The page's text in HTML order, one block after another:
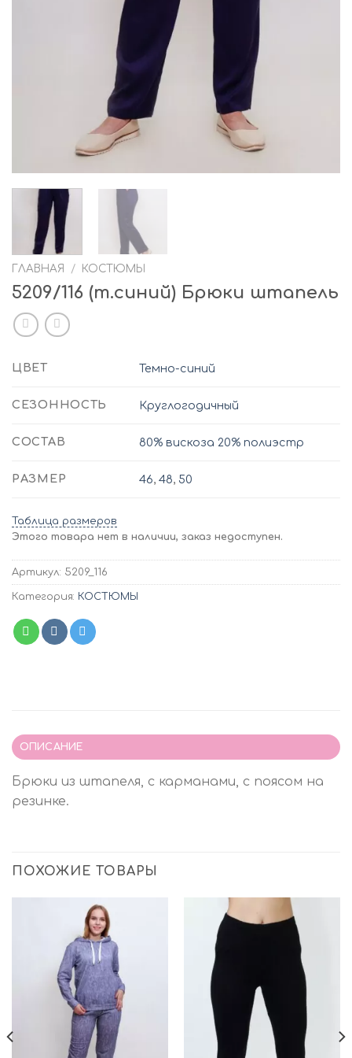
ГЛАВНАЯ / КОСТЮМЫ
5209/116 (т.синий) Брюки штапель
ЦВЕТ Темно-синий
СЕЗОННОСТЬ Круглогодичный
СОСТАВ 80% вискоза 20% полиэстр
РАЗМЕР 46,48, 50
Таблица размеров
Этого товара нет в наличии, заказ недоступен.
Артикул: 5209_116
Категория: КОСТЮМЫ
ОПИСАНИЕ
Брюки из штапеля, с карманами, с поясом на
резинке.
ПОХОЖИЕ ТОВАРЫ